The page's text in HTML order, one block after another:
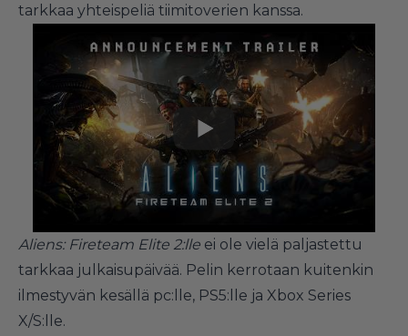
tarkkaa yhteispeliä tiimitoverien kanssa.
Aliens: Fireteam Elite 2:lle ei ole vielä paljastettu
tarkkaa julkaisupäivää. Pelin kerrotaan kuitenkin
ilmestyvän kesällä pc:lle, PS5:lle ja Xbox Series
X/S:lle.